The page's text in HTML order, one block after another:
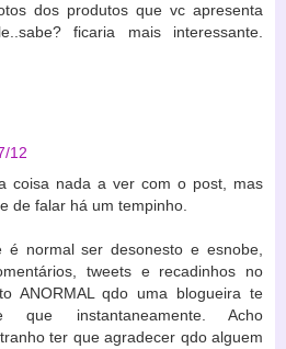
dos produtos que vc apresenta
ficaria mais interessante.
12
coisa nada a ver com o post, mas
de falar há um tempinho.
é normal ser desonesto e esnobe,
tweets e recadinhos no
ANORMAL qdo uma blogueira te
que instantaneamente. Acho
ter que agradecer qdo alguem